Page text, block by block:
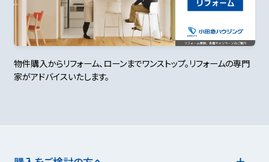
物件購入からリフォーム、ローンまでワンストップ。リフォームの専門
家がアドバイスいたします。